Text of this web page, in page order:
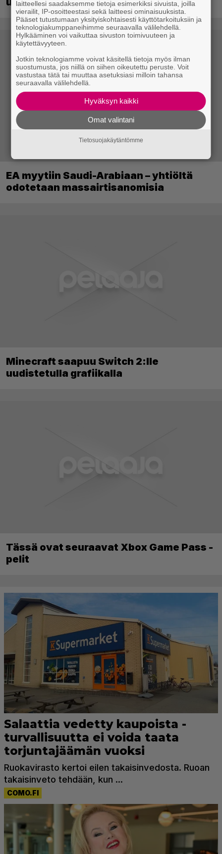
EA myytiin Saudi-Arabiaan – yhtiöltä
odotetaan massairtisanomisia
Minecraft saapuu Switch 2:lle
uudistetulla grafiikalla
Tässä ovat seuraavat Xbox Game Pass -
pelit
laitteellesi saadaksemme tietoja esimerkiksi sivuista, joilla
vierailit, IP-osoitteestasi sekä laitteesi ominaisuuksista.
Pääset tutustumaan yksityiskohtaisesti käyttötarkoituksiin ja
teknologiakumppaneihimme seuraavalla välilehdellä.
Hylkääminen voi vaikuttaa sivuston toimivuuteen ja
käytettävyyteen.
Jotkin teknologiamme voivat käsitellä tietoja myös ilman
suostumusta, jos niillä on siihen oikeutettu peruste. Voit
vastustaa tätä tai muuttaa asetuksiasi milloin tahansa
seuraavalla välilehdellä.
Hyväksyn kaikki
Omat valintani
Tietosuojakäytäntömme